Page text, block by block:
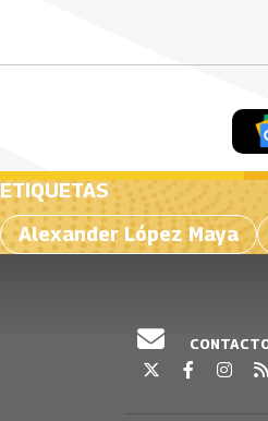
ETIQUETAS
Alexander López Maya